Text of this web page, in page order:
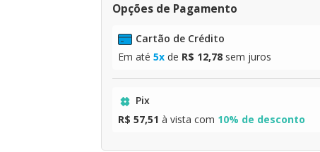
Opções de Pagamento
Cartão de Crédito
Em até 5xde R$ 12,78sem juros
Pix
R$ 57,51 à vista com 10% de desconto